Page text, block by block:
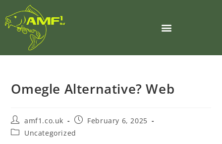
Omegle Alternative? Web
amf1.co.uk
February 6, 2025
Uncategorized